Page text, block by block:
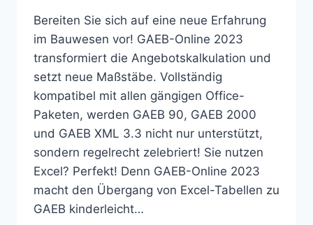
Bereiten Sie sich auf eine neue Erfahrung
im Bauwesen vor! GAEB-Online 2023
transformiert die Angebotskalkulation und
setzt neue Maßstäbe. Vollständig
kompatibel mit allen gängigen Office-
Paketen, werden GAEB 90, GAEB 2000
und GAEB XML 3.3 nicht nur unterstützt,
sondern regelrecht zelebriert! Sie nutzen
Excel? Perfekt! Denn GAEB-Online 2023
macht den Übergang von Excel-Tabellen zu
GAEB kinderleicht…